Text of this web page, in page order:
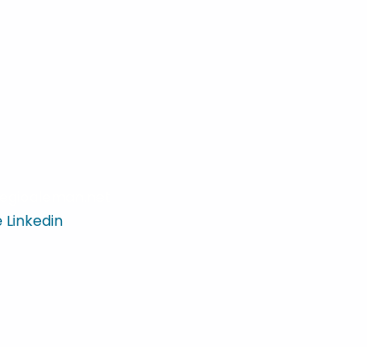
Linkedin